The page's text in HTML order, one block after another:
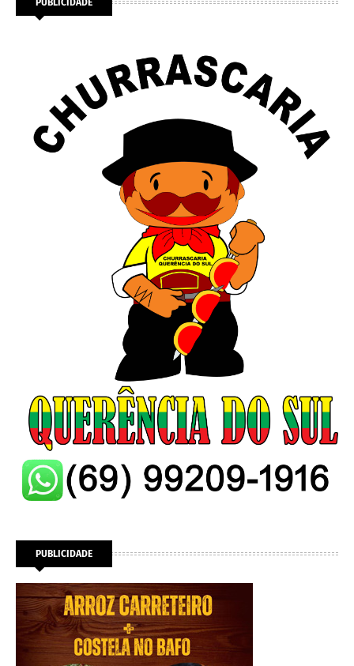
PUBLICIDADE
PUBLICIDADE